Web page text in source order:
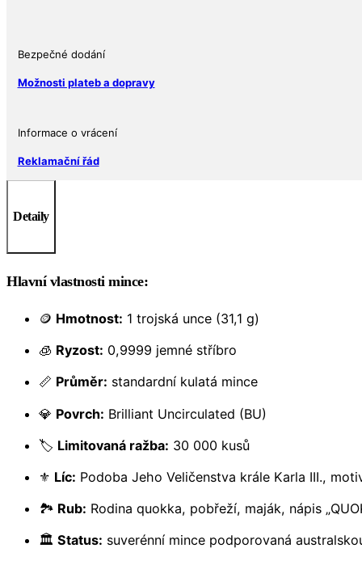
Bezpečné dodání
Možnosti plateb a dopravy
Informace o vrácení
Reklamační řád
Detaily
Hlavní vlastnosti mince:
🪙 Hmotnost: 1 trojská unce (31,1 g)
🧊 Ryzost: 0,9999 jemné stříbro
📏 Průměr: standardní kulatá mince
💎 Povrch: Brilliant Uncirculated (BU)
🏷️ Limitovaná ražba: 30 000 kusů
⚜️ Líc: Podoba Jeho Veličenstva krále Karla III.,
🏞️ Rub: Rodina quokka, pobřeží, maják, nápis
🏛️ Status: suverénní mince podporovaná